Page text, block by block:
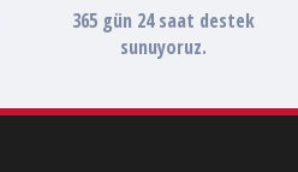
365 gün 24 saat destek
sunuyoruz.